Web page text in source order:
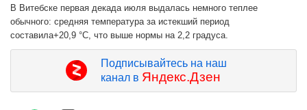
В Витебске первая декада июля выдалась немного теплее
обычного: средняя температура за истекший период
составила+20,9 °C, что выше нормы на 2,2 градуса.
Подписывайтесь на наш
канал в Яндекс.Дзен